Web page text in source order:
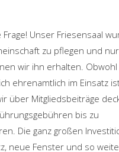
Unser Friesensaal
zu pflegen und nur
wir ihn erhalten.
ehrenamtlich im Einsatz
über Mitgliedsbeiträge
bis zu
Die ganz großen
neue Fenster und so